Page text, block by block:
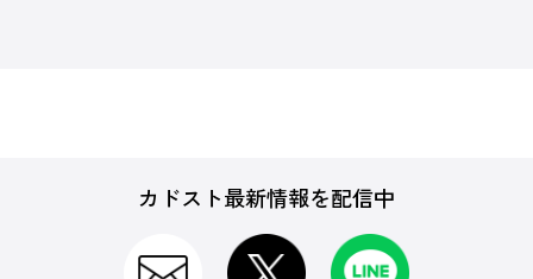
カドスト最新情報を配信中